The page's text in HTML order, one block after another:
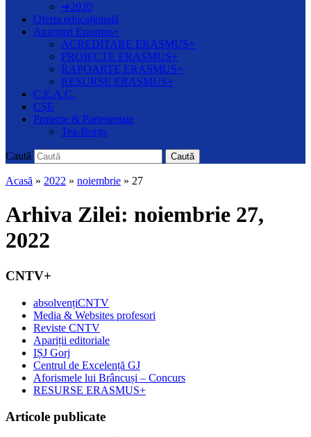
➔2020
Oferta educațională
Anunțuri Erasmus+
ACREDITARE ERASMUS+
PROIECTE ERASMUS+
RAPOARTE ERASMUS+
RESURSE ERASMUS+
C.E.A.C.
CȘE
Proiecte & Parteneriate
Tea-Borgs
Caută Caută
Acasă » 2022 » noiembrie » 27
Arhiva Zilei: noiembrie 27,
2022
CNTV+
absolvențiCNTV
Media & Websites profesori
Reviste CNTV
Apariții editoriale
IȘJ Gorj
Centrul de Excelență GJ
Aforismele lui Brâncuși – Concurs
RESURSE ERASMUS+
Articole publicate